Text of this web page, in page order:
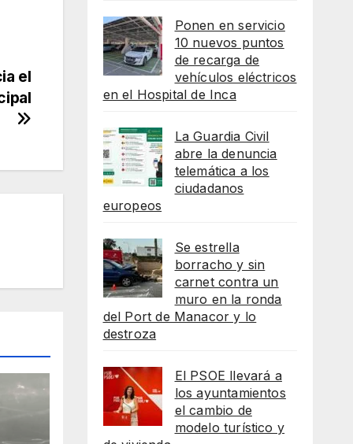
el
Ponen en servicio
10 nuevos puntos
de recarga de
vehículos eléctricos
en el Hospital de Inca
La Guardia Civil
abre la denuncia
telemática a los
ciudadanos
europeos
Se estrella
borracho y sin
carnet contra un
muro en la ronda
del Port de Manacor y lo
destroza
El PSOE llevará a
los ayuntamientos
el cambio de
modelo turístico y